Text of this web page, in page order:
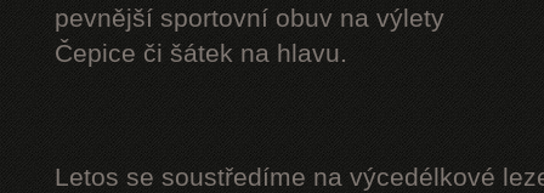
pevnější sportovní obuv na výlety
Čepice či šátek na hlavu.
Letos se soustředíme na výcedélkové